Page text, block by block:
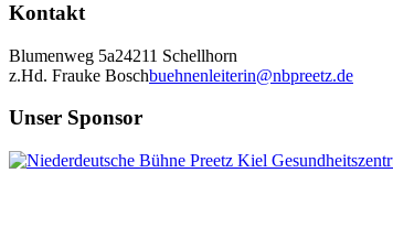
Kontakt
Blumenweg 5a24211 Schellhorn
z.Hd. Frauke Boschbuehnenleiterin@nbpreetz.de
Unser Sponsor